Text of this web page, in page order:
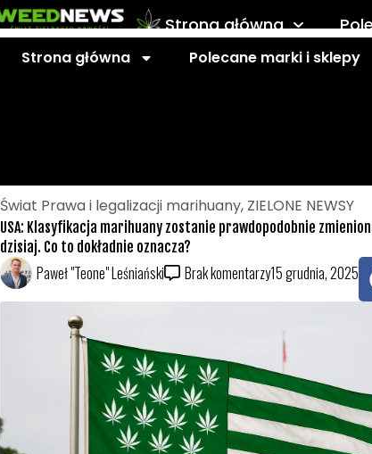
Strona główna
Kontakt
Strona główna Polecane marki i sklepy
Świat Prawa i legalizacji marihuany, ZIELONE NEWSY
USA: Klasyfikacja marihuany zostanie prawdopodobnie
dzisiaj. Co to dokładnie oznacza?
Paweł "Teone" Leśniański Brak komentarzy15 grudnia, 2025